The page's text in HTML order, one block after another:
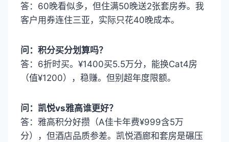
答：60晚看似多，但住满50晚送2张套房券。我
客户用券连住三亚，实际只花40晚成本。
问：积分买分划算吗？
答：6折时买。¥1400买5.5万分，能换Cat4房
（值¥1200），稳赚。但别超年度限额。
问：凯悦vs雅高谁更好？
答：雅高积分好攒（A佳卡年费¥999含5万
分），但酒店品质参差。凯悦酒廊和套房是碾压